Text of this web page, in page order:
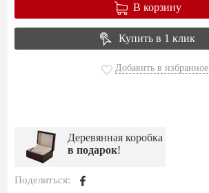
В корзину
Купить в 1 клик
Добавить в избранное
Деревянная коробка
в подарок!
Поделиться: